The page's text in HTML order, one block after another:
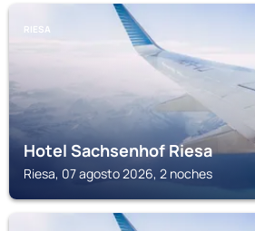
RIESA
Hotel Sachsenhof Riesa
Riesa, 07 agosto 2026, 2 noches